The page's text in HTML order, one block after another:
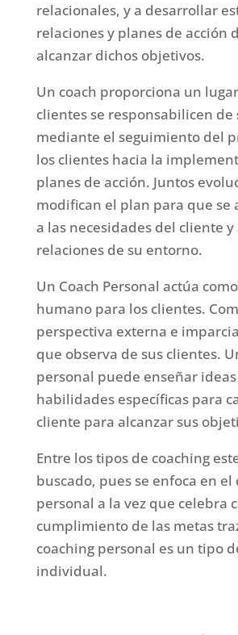
relacionales, y a desarrollar
relaciones y planes de acción
alcanzar dichos objetivos.
Un coach proporciona un
clientes se responsabilicen de
mediante el seguimiento del
los clientes hacia la
planes de acción. Juntos
modifican el plan para que se
a las necesidades del cliente y
relaciones de su entorno.
Un Coach Personal actúa
humano para los clientes.
perspectiva externa e
que observa de sus clientes.
personal puede enseñar
habilidades específicas para
cliente para alcanzar sus
Entre los tipos de coaching
buscado, pues se enfoca en
personal a la vez que celebra
cumplimiento de las metas
coaching personal es un tipo
individual.